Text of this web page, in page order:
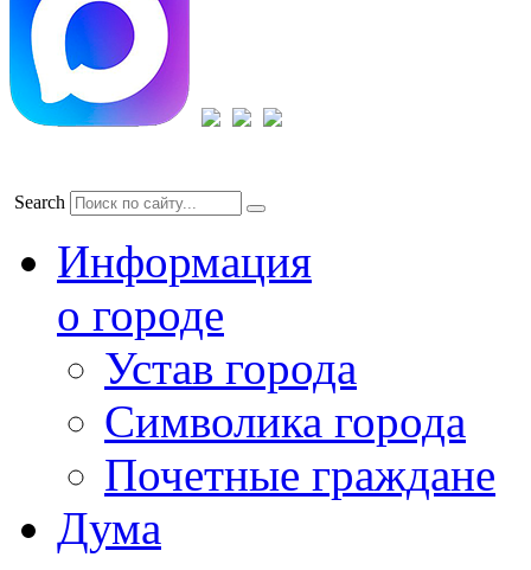
Search
Информация
о городе
Устав города
Символика города
Почетные граждане
Дума